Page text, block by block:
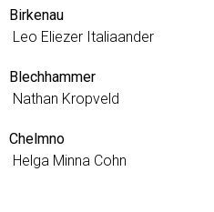
Birkenau
Leo Eliezer Italiaander
Blechhammer
Nathan Kropveld
Chelmno
Helga Minna Cohn